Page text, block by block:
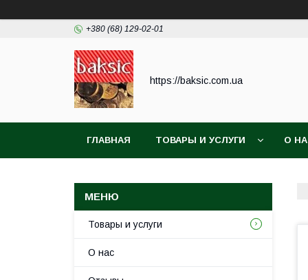
+380 (68) 129-02-01
https://baksic.com.ua
ГЛАВНАЯ ТОВАРЫ И УСЛУГИ О
Товары и услуги
О нас